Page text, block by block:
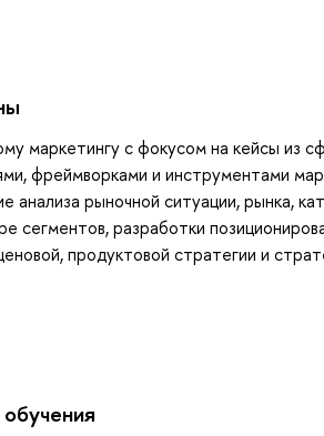
маркетингу с фокусом на кейсы из
фреймворками и инструментами
анализа рыночной ситуации, рынка,
сегментов, разработки
продуктовой стратегии и